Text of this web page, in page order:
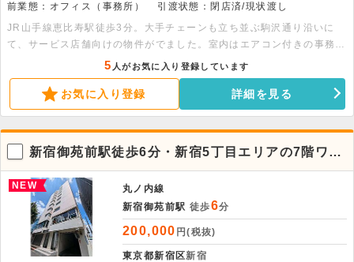
前業態：オフィス（事務所）
引渡状態：閉店済/現状渡し
JR山手線恵比寿駅徒歩3分。大手チェーンも立ち並ぶ駒沢通り沿いに
て、サービス店舗向けの物件がでました。室内はエアコン付きの事務所
仕様で引渡しとなります。外観と室内は改築を経て、きれいな仕上がり
となっております。駅近で人通りもあるため、SNS集客も期待できま
す。内見も可能ですので、ぜひお問合せください。
5 人がお気に入り登録しています
お気に入り登録 詳細を見る
新宿御苑前駅徒歩6分・新宿5丁目エリアの7階ワン
ルーム貸事務所
NEW
丸ノ内線
新宿御苑前駅 徒歩6分
200,000 円(税抜)
東京都新宿区新宿